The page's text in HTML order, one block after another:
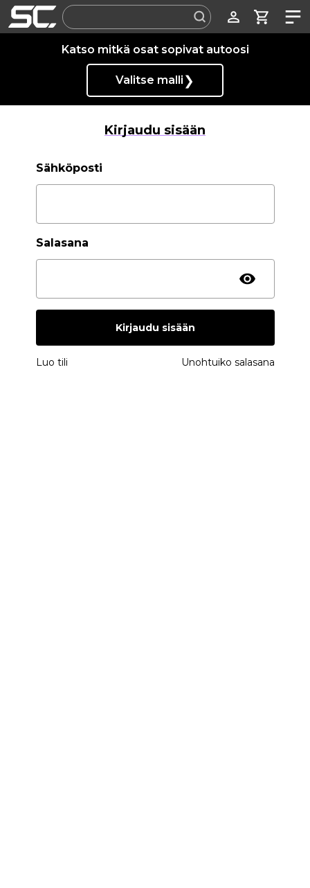
Label
Katso mitkä osat sopivat autoosi
Valitse malli ❯
Kirjaudu sisään
Sähköposti
Salasana
Kirjaudu sisään
Luo tili Unohtuiko salasana